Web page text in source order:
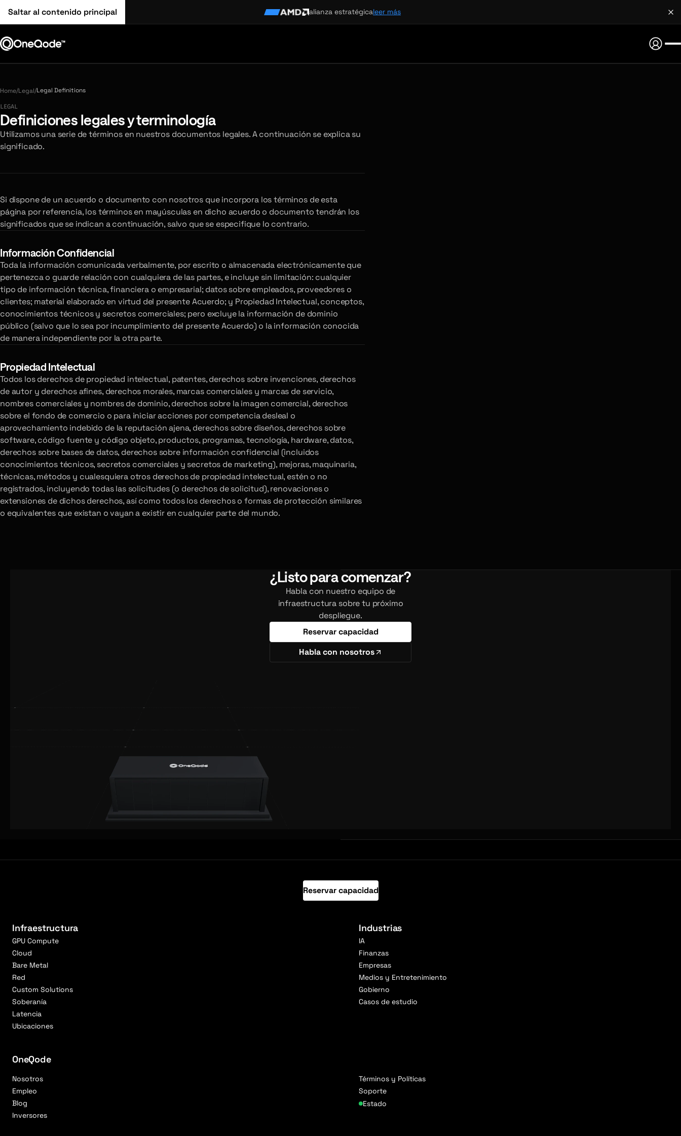
Saltar al contenido principal alianza estratégicaleer más
Home/Legal/Legal Definitions
LEGAL
Definiciones legales y terminología
Utilizamos una serie de términos en nuestros documentos legales. A continuación se explica su
significado.
Si dispone de un acuerdo o documento con nosotros que incorpora los términos de esta
página por referencia, los términos en mayúsculas en dicho acuerdo o documento tendrán los
significados que se indican a continuación, salvo que se especifique lo contrario.
Información Confidencial
Toda la información comunicada verbalmente, por escrito o almacenada electrónicamente que
pertenezca o guarde relación con cualquiera de las partes, e incluye sin limitación: cualquier
tipo de información técnica, financiera o empresarial; datos sobre empleados, proveedores o
clientes; material elaborado en virtud del presente Acuerdo; y Propiedad Intelectual, conceptos,
conocimientos técnicos y secretos comerciales; pero excluye la información de dominio
público (salvo que lo sea por incumplimiento del presente Acuerdo) o la información conocida
de manera independiente por la otra parte.
Propiedad Intelectual
Todos los derechos de propiedad intelectual, patentes, derechos sobre invenciones, derechos
de autor y derechos afines, derechos morales, marcas comerciales y marcas de servicio,
nombres comerciales y nombres de dominio, derechos sobre la imagen comercial, derechos
sobre el fondo de comercio o para iniciar acciones por competencia desleal o
aprovechamiento indebido de la reputación ajena, derechos sobre diseños, derechos sobre
software, código fuente y código objeto, productos, programas, tecnología, hardware, datos,
derechos sobre bases de datos, derechos sobre información confidencial (incluidos
conocimientos técnicos, secretos comerciales y secretos de marketing), mejoras, maquinaria,
técnicas, métodos y cualesquiera otros derechos de propiedad intelectual, estén o no
registrados, incluyendo todas las solicitudes (o derechos de solicitud), renovaciones o
extensiones de dichos derechos, así como todos los derechos o formas de protección similares
o equivalentes que existan o vayan a existir en cualquier parte del mundo.
¿Listo para comenzar?
Habla con nuestro equipo de
infraestructura sobre tu próximo
despliegue.
Reservar capacidad
Habla con nosotros
Reservar capacidad
Infraestructura
GPU Compute
Cloud
Bare Metal
Red
Custom Solutions
Soberanía
Latencia
Ubicaciones
Industrias
IA
Finanzas
Empresas
Medios y Entretenimiento
Gobierno
Casos de estudio
OneQode
Nosotros
Empleo
Blog
Inversores
Términos y Políticas
Soporte
Estado